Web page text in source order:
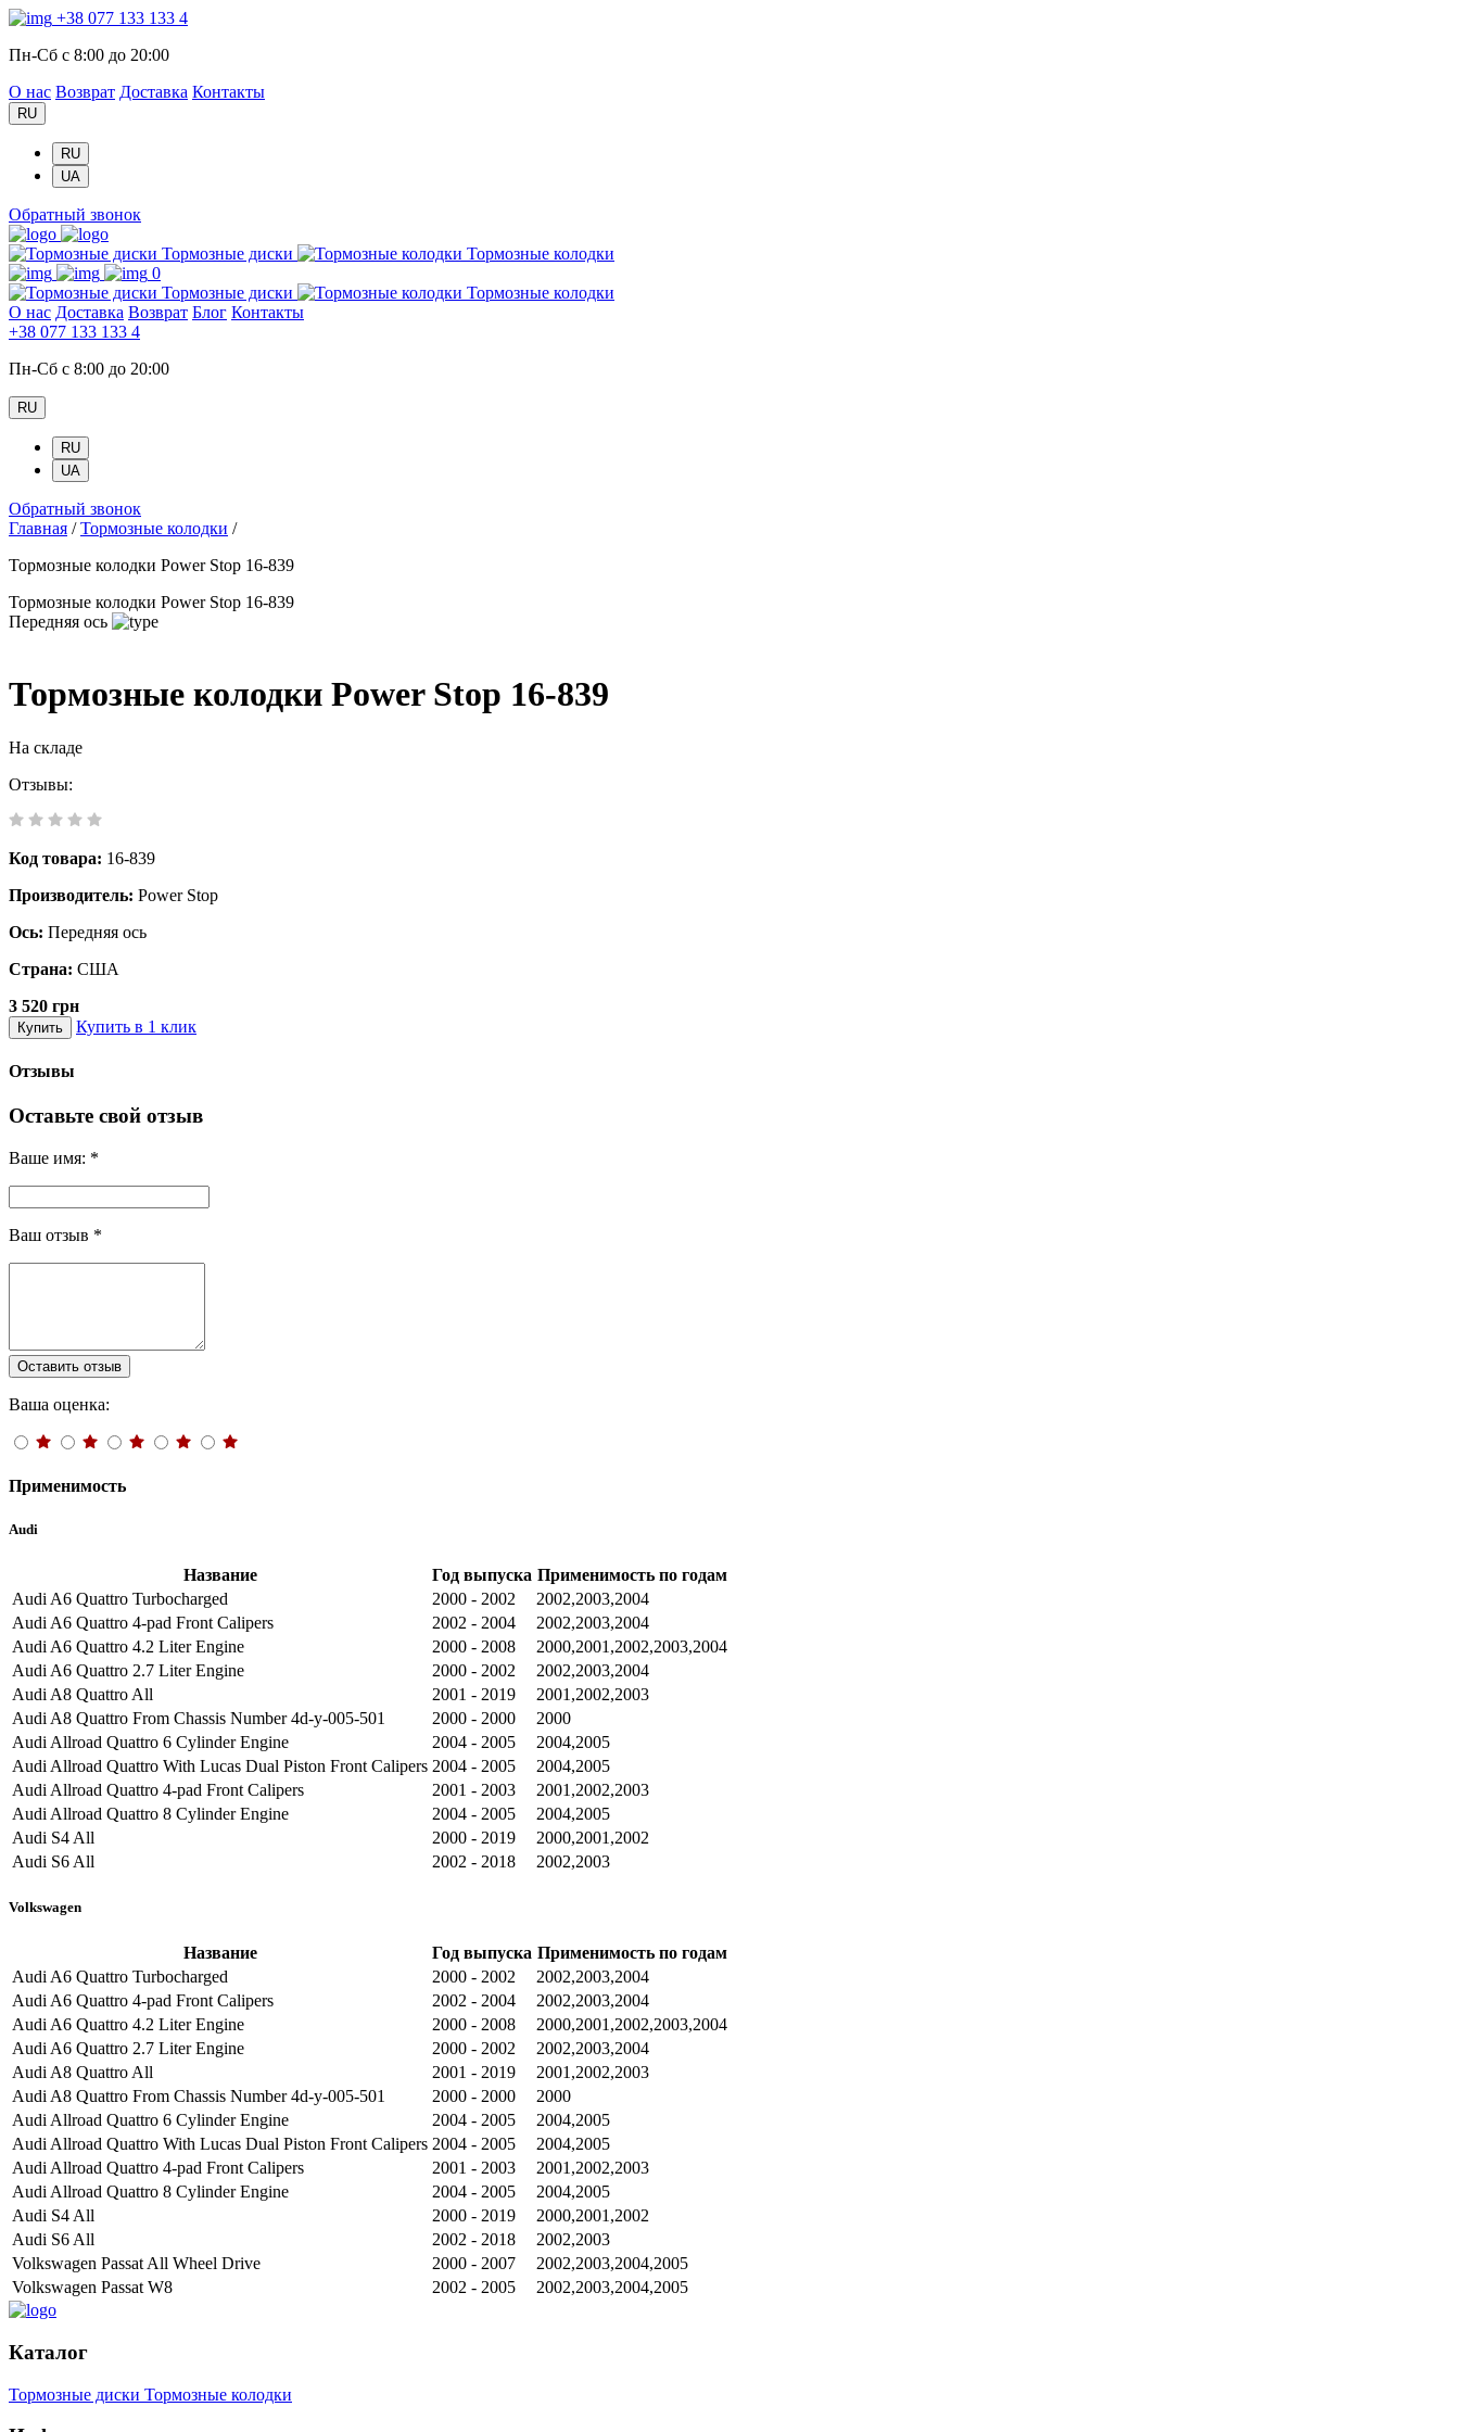
+38 077 133 133 4
Пн-Сб с 8:00 до 20:00
О нас Возврат Доставка Контакты
RU
RU
UA
Обратный звонок
Тормозные диски
Тормозные колодки
0
Тормозные диски
Тормозные колодки
О нас Доставка Возврат Блог Контакты
+38 077 133 133 4
Пн-Сб с 8:00 до 20:00
RU
RU
UA
Обратный звонок
Главная / Тормозные колодки /
Тормозные колодки Power Stop 16-839
Тормозные колодки Power Stop 16-839
Передняя ось
Тормозные колодки Power Stop 16-839
На складе
Отзывы:
Код товара: 16-839
Производитель: Power Stop
Ось: Передняя ось
Страна: США
3 520 грн
Купить Купить в 1 клик
Отзывы
Оставьте свой отзыв
Ваше имя: *
Ваш отзыв *
Оставить отзыв
Ваша оценка:
Применимость
Audi
Название Год выпуска Применимость по годам
Audi A6 Quattro Turbocharged
2000 - 2002
2002,2003,2004
Audi A6 Quattro 4-pad Front Calipers
2002 - 2004
2002,2003,2004
Audi A6 Quattro 4.2 Liter Engine
2000 - 2008
2000,2001,2002,2003,2004
Audi A6 Quattro 2.7 Liter Engine
2000 - 2002
2002,2003,2004
Audi A8 Quattro All
2001 - 2019
2001,2002,2003
Audi A8 Quattro From Chassis Number 4d-y-005-501
2000 - 2000
2000
Audi Allroad Quattro 6 Cylinder Engine
2004 - 2005
2004,2005
Audi Allroad Quattro With Lucas Dual Piston Front Calipers 2004 - 2005
2004,2005
Audi Allroad Quattro 4-pad Front Calipers
2001 - 2003
2001,2002,2003
Audi Allroad Quattro 8 Cylinder Engine
2004 - 2005
2004,2005
Audi S4 All
2000 - 2019
2000,2001,2002
Audi S6 All
2002 - 2018 2002,2003
Volkswagen
Название Год выпуска Применимость по годам
Audi A6 Quattro Turbocharged
2000 - 2002
2002,2003,2004
Audi A6 Quattro 4-pad Front Calipers
2002 - 2004
2002,2003,2004
Audi A6 Quattro 4.2 Liter Engine
2000 - 2008
2000,2001,2002,2003,2004
Audi A6 Quattro 2.7 Liter Engine
2000 - 2002
2002,2003,2004
Audi A8 Quattro All
2001 - 2019
2001,2002,2003
Audi A8 Quattro From Chassis Number 4d-y-005-501
2000 - 2000
2000
Audi Allroad Quattro 6 Cylinder Engine
2004 - 2005
2004,2005
Audi Allroad Quattro With Lucas Dual Piston Front Calipers 2004 - 2005
2004,2005
Audi Allroad Quattro 4-pad Front Calipers
2001 - 2003
2001,2002,2003
Audi Allroad Quattro 8 Cylinder Engine
2004 - 2005
2004,2005
Audi S4 All
2000 - 2019
2000,2001,2002
Audi S6 All
2002 - 2018
2002,2003
Volkswagen Passat All Wheel Drive
2000 - 2007
2002,2003,2004,2005
Volkswagen Passat W8
2002 - 2005 2002,2003,2004,2005
Каталог
Тормозные диски Тормозные колодки